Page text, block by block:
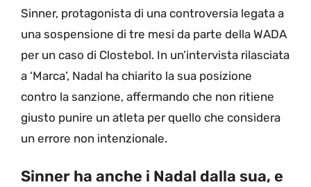
Sinner, protagonista di una controversia legata a
una sospensione di tre mesi da parte della WADA
per un caso di Clostebol. In un’intervista rilasciata
a ‘Marca’, Nadal ha chiarito la sua posizione
contro la sanzione, affermando che non ritiene
giusto punire un atleta per quello che considera
un errore non intenzionale.
Sinner ha anche i Nadal dalla sua, e